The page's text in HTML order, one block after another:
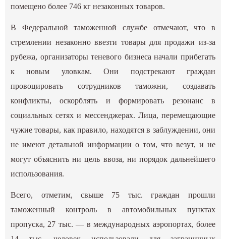
помещено более 746 кг незаконных товаров.
В Федеральной таможенной службе отмечают, что в
стремлении незаконно ввезти товары для продажи из-за
рубежа, организаторы теневого бизнеса начали прибегать
к новым уловкам. Они подстрекают граждан
провоцировать сотрудников таможни, создавать
конфликты, оскорблять и формировать резонанс в
социальных сетях и мессенджерах. Лица, перемещающие
чужие товары, как правило, находятся в заблуждении, они
не имеют детальной информации о том, что везут, и не
могут объяснить ни цель ввоза, ни порядок дальнейшего
использования.
Всего, отметим, свыше 75 тыс. граждан прошли
таможенный контроль в автомобильных пунктах
пропуска, 27 тыс. — в международных аэропортах, более